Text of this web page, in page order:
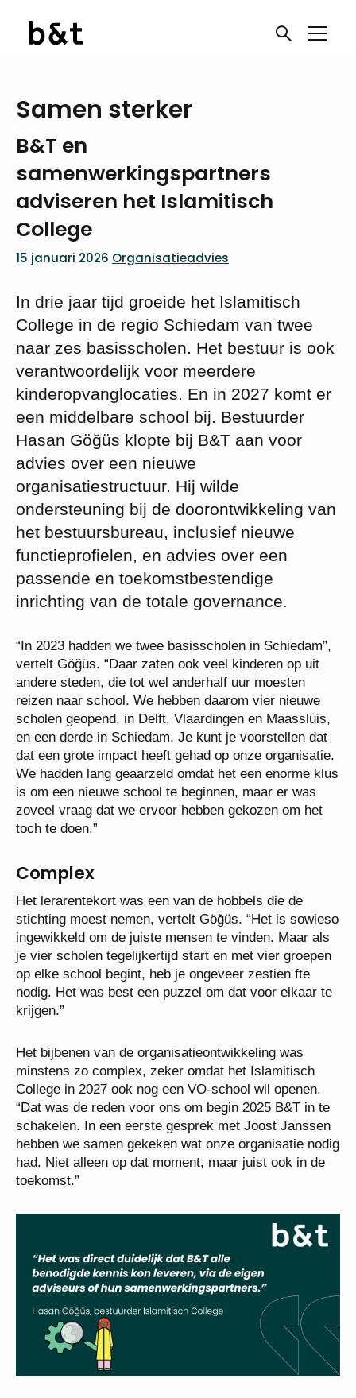
Samen sterker
B&T en
samenwerkingspartners
adviseren het Islamitisch
College
15 januari 2026 Organisatieadvies
In drie jaar tijd groeide het Islamitisch
College in de regio Schiedam van twee
naar zes basisscholen. Het bestuur is ook
verantwoordelijk voor meerdere
kinderopvanglocaties. En in 2027 komt er
een middelbare school bij. Bestuurder
Hasan Göğüs klopte bij B&T aan voor
advies over een nieuwe
organisatiestructuur. Hij wilde
ondersteuning bij de doorontwikkeling van
het bestuursbureau, inclusief nieuwe
functieprofielen, en advies over een
passende en toekomstbestendige
inrichting van de totale governance.
“In 2023 hadden we twee basisscholen in Schiedam”,
vertelt Göğüs. “Daar zaten ook veel kinderen op uit
andere steden, die tot wel anderhalf uur moesten
reizen naar school. We hebben daarom vier nieuwe
scholen geopend, in Delft, Vlaardingen en Maassluis,
en een derde in Schiedam. Je kunt je voorstellen dat
dat een grote impact heeft gehad op onze organisatie.
We hadden lang geaarzeld omdat het een enorme klus
is om een nieuwe school te beginnen, maar er was
zoveel vraag dat we ervoor hebben gekozen om het
toch te doen.”
Complex
Het lerarentekort was een van de hobbels die de
stichting moest nemen, vertelt Göğüs. “Het is sowieso
ingewikkeld om de juiste mensen te vinden. Maar als
je vier scholen tegelijkertijd start en met vier groepen
op elke school begint, heb je ongeveer zestien fte
nodig. Het was best een puzzel om dat voor elkaar te
krijgen.”
Het bijbenen van de organisatieontwikkeling was
minstens zo complex, zeker omdat het Islamitisch
College in 2027 ook nog een VO-school wil openen.
“Dat was de reden voor ons om begin 2025 B&T in te
schakelen. In een eerste gesprek met Joost Janssen
hebben we samen gekeken wat onze organisatie nodig
had. Niet alleen op dat moment, maar juist ook in de
toekomst.”